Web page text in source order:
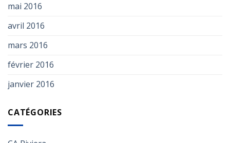
mai 2016
avril 2016
mars 2016
février 2016
janvier 2016
CATÉGORIES